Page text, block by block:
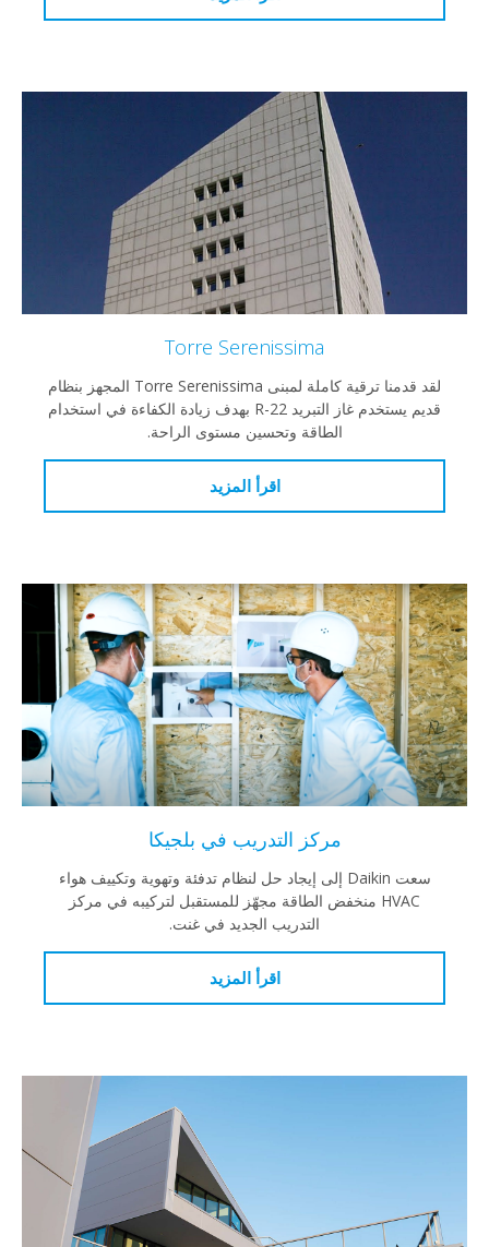
Torre Serenissima
لقد قدمنا ترقية كاملة لمبنى Torre Serenissima المجهز بنظام
قديم يستخدم غاز التبريد R-22 بهدف زيادة الكفاءة في استخدام
الطاقة وتحسين مستوى الراحة.
مركز التدريب في بلجيكا
سعت Daikin إلى إيجاد حل لنظام تدفئة وتهوية وتكييف هواء
HVAC منخفض الطاقة مجهّز للمستقبل لتركيبه في مركز
التدريب الجديد في غنت.